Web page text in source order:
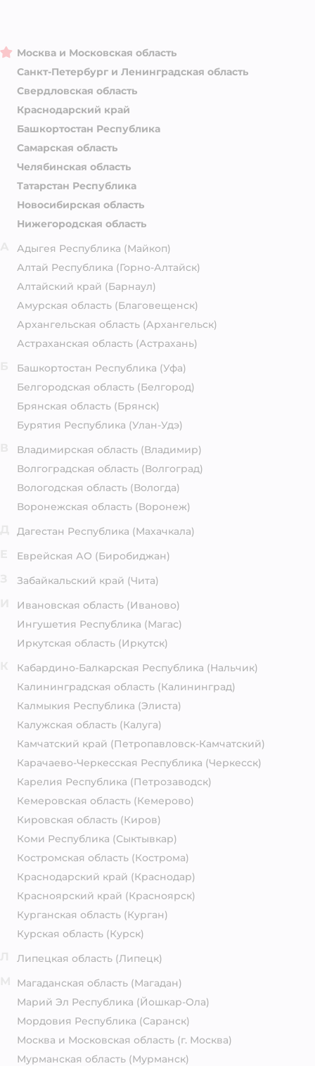
Москва и Московская область
Санкт-Петербург и Ленинградская область
Свердловская область
Краснодарский край
Башкортостан Республика
Самарская область
Челябинская область
Татарстан Республика
Новосибирская область
Нижегородская область
Адыгея Республика (Майкоп)
Алтай Республика (Горно-Алтайск)
Алтайский край (Барнаул)
Амурская область (Благовещенск)
Архангельская область (Архангельск)
Астраханская область (Астрахань)
Башкортостан Республика (Уфа)
Белгородская область (Белгород)
Брянская область (Брянск)
Бурятия Республика (Улан-Удэ)
Владимирская область (Владимир)
Волгоградская область (Волгоград)
Вологодская область (Вологда)
Воронежская область (Воронеж)
Дагестан Республика (Махачкала)
Еврейская АО (Биробиджан)
Забайкальский край (Чита)
Ивановская область (Иваново)
Ингушетия Республика (Магас)
Иркутская область (Иркутск)
Кабардино-Балкарская Республика (Нальчик)
Калининградская область (Калининград)
Калмыкия Республика (Элиста)
Калужская область (Калуга)
Камчатский край (Петропавловск-Камчатский)
Карачаево-Черкесская Республика (Черкесск)
Карелия Республика (Петрозаводск)
Кемеровская область (Кемерово)
Кировская область (Киров)
Коми Республика (Сыктывкар)
Костромская область (Кострома)
Краснодарский край (Краснодар)
Красноярский край (Красноярск)
Курганская область (Курган)
Курская область (Курск)
Липецкая область (Липецк)
Магаданская область (Магадан)
Марий Эл Республика (Йошкар-Ола)
Мордовия Республика (Саранск)
Москва и Московская область (г. Москва)
Мурманская область (Мурманск)